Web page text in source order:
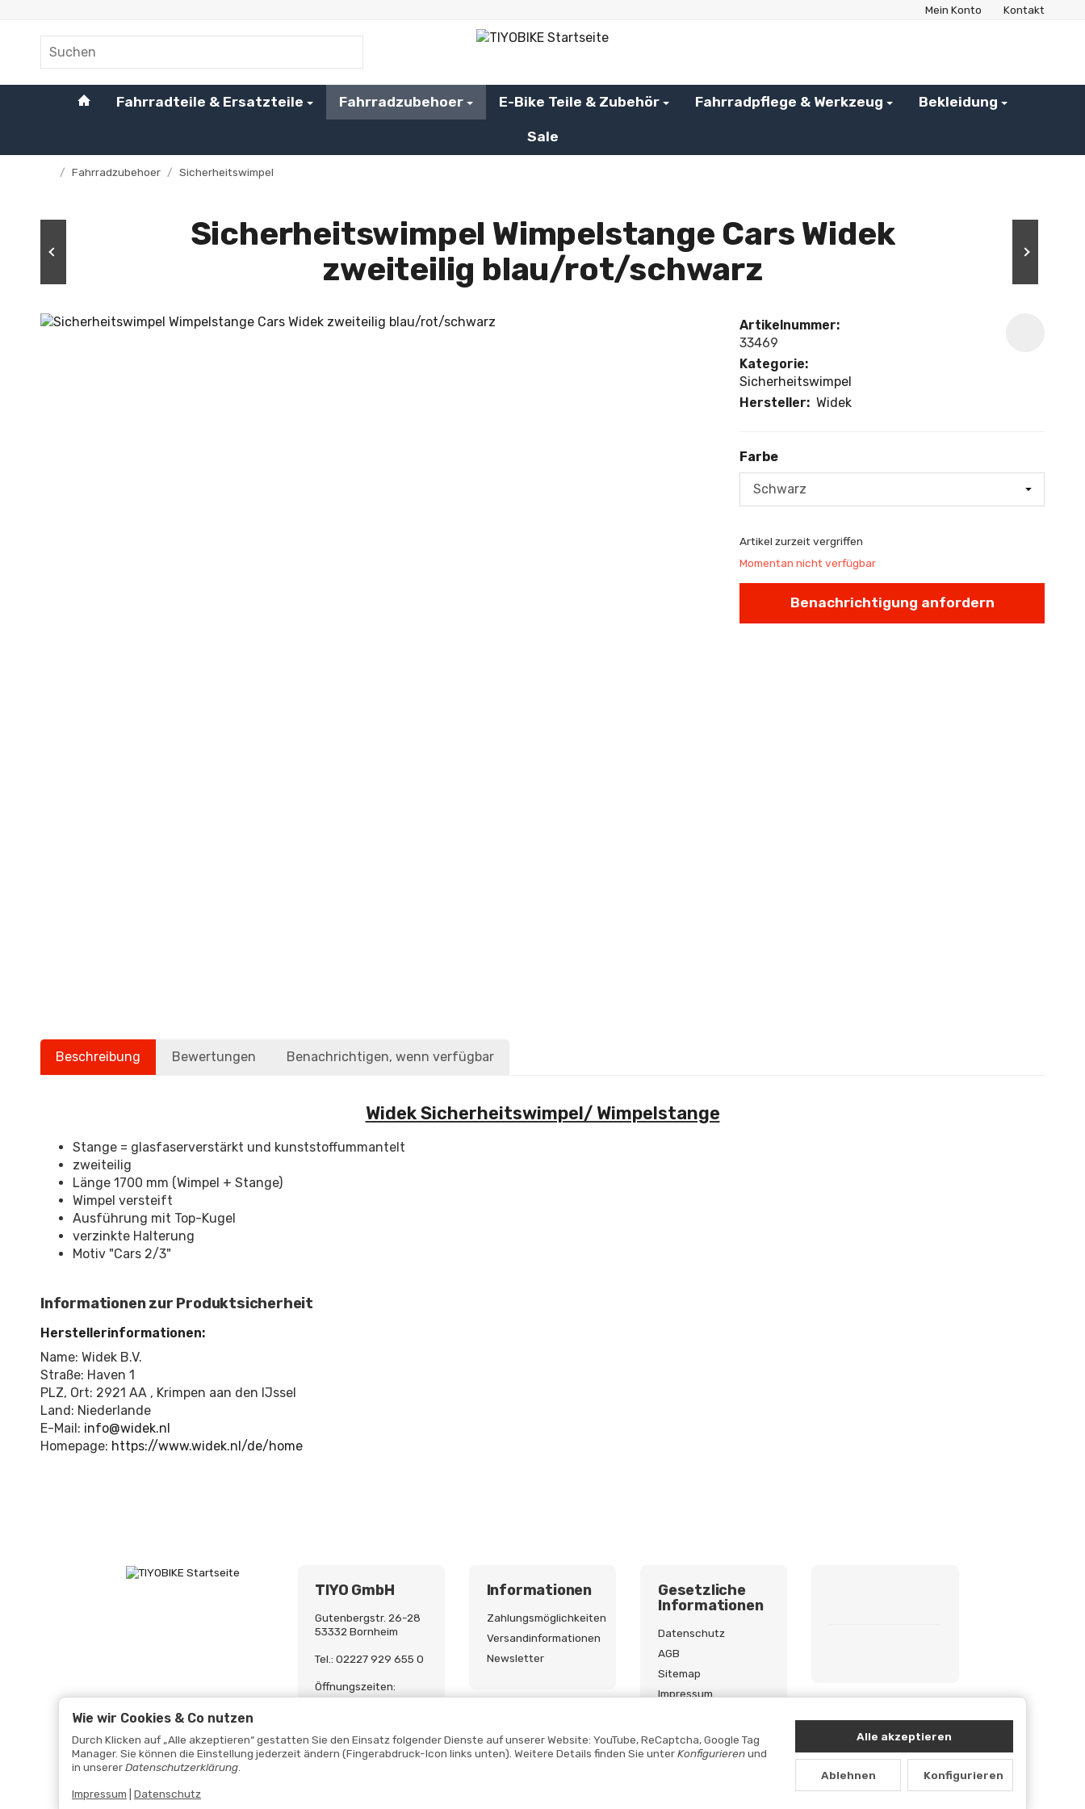
Mein Konto Kontakt
#custom.linkHome#
Fahrradteile & Ersatzteile Fahrradzubehoer E-Bike Teile & Zubehör Fahrradpflege & Werkzeug Bekleidung
Sale
/ Fahrradzubehoer / Sicherheitswimpel
Sicherheitswimpel Wimpelstange Cars Widek
zweiteilig blau/rot/schwarz
Artikelnummer:
33469
Kategorie:
Sicherheitswimpel
Hersteller: Widek
Farbe
Farbe
Artikel zurzeit vergriffen
Momentan nicht verfügbar
Benachrichtigung anfordern
Beschreibung Bewertungen Benachrichtigen, wenn verfügbar
Widek Sicherheitswimpel/ Wimpelstange
Stange = glasfaserverstärkt und kunststoffummantelt
zweiteilig
Länge 1700 mm (Wimpel + Stange)
Wimpel versteift
Ausführung mit Top-Kugel
verzinkte Halterung
Motiv "Cars 2/3"
Informationen zur Produktsicherheit
Herstellerinformationen:
Name: Widek B.V.
Straße: Haven 1
PLZ, Ort: 2921 AA , Krimpen aan den IJssel
Land: Niederlande
E-Mail: info@widek.nl
Homepage: https://www.widek.nl/de/home
TIYO GmbH
Gutenbergstr. 26-28
53332 Bornheim
Tel.: 02227 929 655 0
Öffnungszeiten:
Mo-Fr. 09:00 - 17:00
Informationen
Zahlungsmöglichkeiten
Versandinformationen
Newsletter
Gesetzliche
Informationen
Datenschutz
AGB
Sitemap
Impressum
Widerrufsrecht
Alle akzeptieren
Ablehnen Konfigurieren
Wie wir Cookies & Co nutzen
Durch Klicken auf „Alle akzeptieren“ gestatten Sie den Einsatz folgender Dienste auf unserer Website: YouTube, ReCaptcha, Google Tag
Manager. Sie können die Einstellung jederzeit ändern (Fingerabdruck-Icon links unten). Weitere Details finden Sie unterKonfigurierenund
in unsererDatenschutzerklärung
Impressum Datenschutz